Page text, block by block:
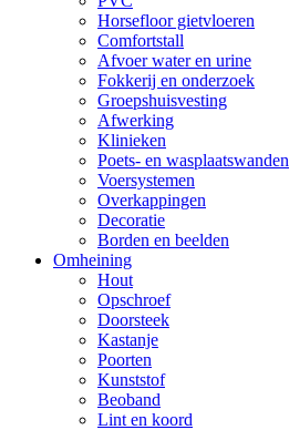
Horsefloor gietvloeren
Comfortstall
Afvoer water en urine
Fokkerij en onderzoek
Groepshuisvesting
Afwerking
Klinieken
Poets- en wasplaatswanden
Voersystemen
Overkappingen
Decoratie
Borden en beelden
Omheining
Hout
Opschroef
Doorsteek
Kastanje
Poorten
Kunststof
Beoband
Lint en koord